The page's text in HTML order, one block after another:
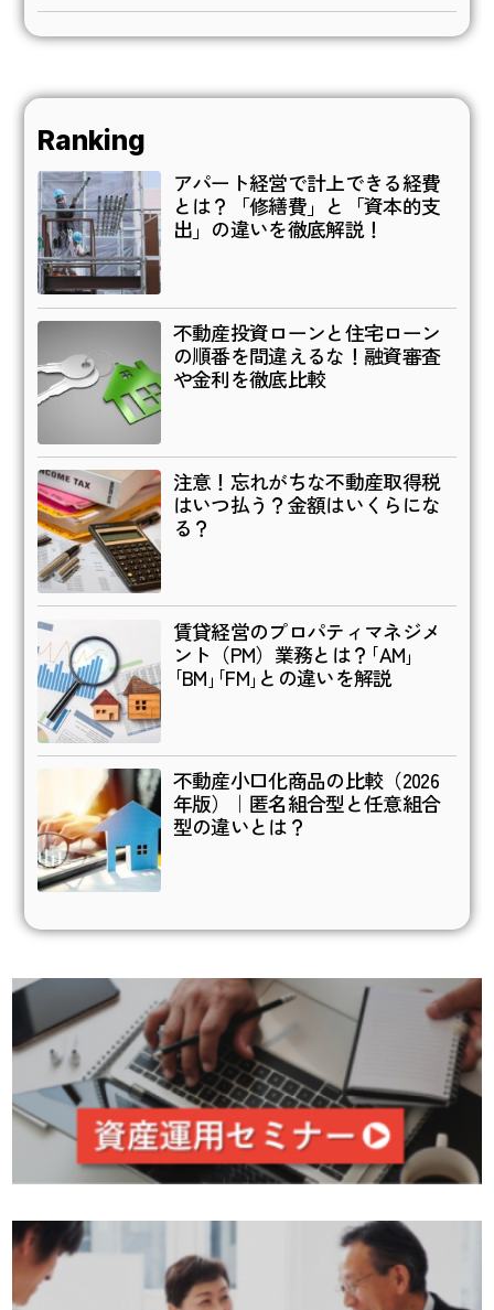
Ranking
アパート経営で計上できる経費
とは？「修繕費」と「資本的支
出」の違いを徹底解説！
不動産投資ローンと住宅ローン
の順番を間違えるな！融資審査
や金利を徹底比較
注意！忘れがちな不動産取得税
はいつ払う？金額はいくらにな
る？
賃貸経営のプロパティマネジメ
ント（PM）業務とは？｢AM｣
｢BM｣｢FM｣との違いを解説
不動産小口化商品の比較（2026
年版）｜匿名組合型と任意組合
型の違いとは？